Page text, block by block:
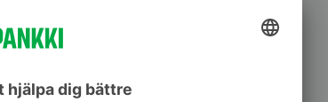
Genvägar